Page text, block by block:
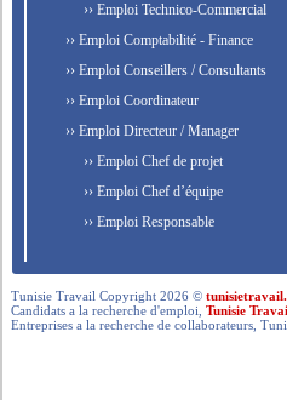
›› Emploi Technico-Commercial
›› Emploi Comptabilité - Finance
›› Emploi Conseillers / Consultants
›› Emploi Coordinateur
›› Emploi Directeur / Manager
›› Emploi Chef de projet
›› Emploi Chef d’équipe
›› Emploi Responsable
Tunisie Travail Copyright 2026 ©
Candidats a la recherche d'emploi,Tunisie
Entreprises a la recherche de collaborateurs,